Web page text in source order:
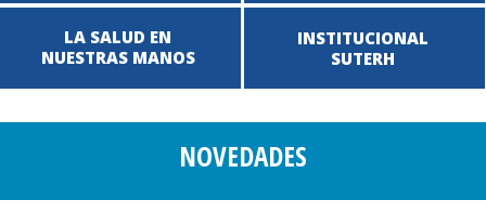
LA SALUD EN
NUESTRAS MANOS
INSTITUCIONAL
SUTERH
NOVEDADES